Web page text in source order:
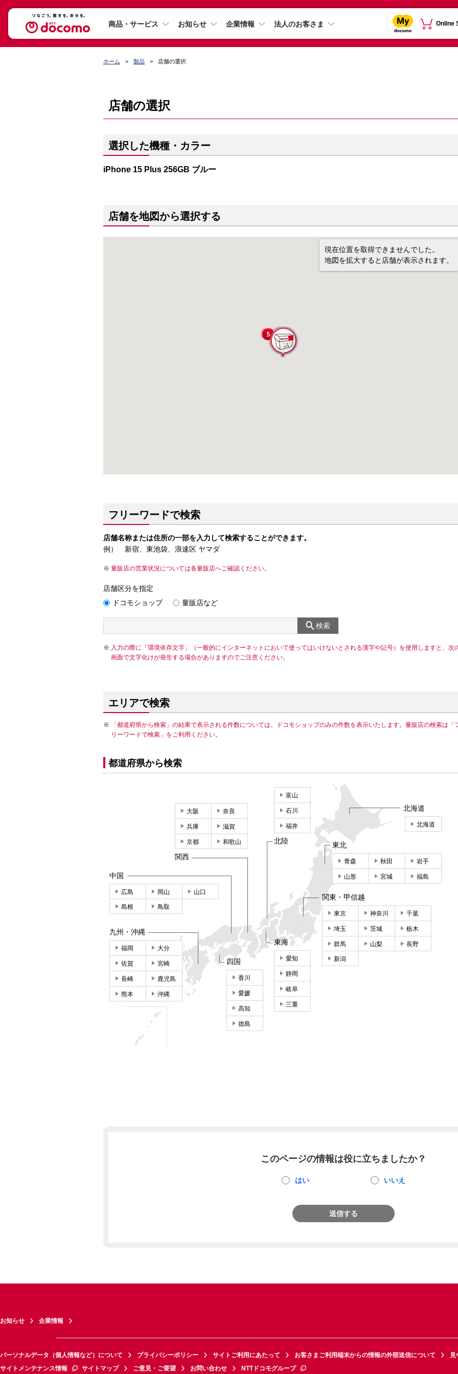
商品・サービス お知らせ 企業情報 法人のお客さま Online
ホーム 製品 店舗の選択
店舗の選択
選択した機種・カラー
iPhone 15 Plus 256GB ブルー
店舗を地図から選択する
現在位置を取得できませんでした。
地図を拡大すると店舗が表示されます。
フリーワードで検索
店舗名称または住所の一部を入力して検索することができます。
例） 新宿、東池袋、浪速区 ヤマダ
量販店の営業状況については各量販店へご確認ください。
店舗区分を指定
ドコモショップ
量販店など
検索
入力の際に「環境依存文字」（一般的にインターネットにおいて使ってはいけないとされる漢字や記号）を使用しますと、次
画面で文字化けが発生する場合がありますのでご注意ください。
エリアで検索
「都道府県から検索」の結果で表示される件数については、ドコモショップのみの件数を表示いたします。量販店の検索は「
リーワードで検索」をご利用ください。
都道府県から検索
北海道
北海道
東北
青森 秋田 岩手
山形 宮城 福島
関東・甲信越
東京 神奈川 千葉
埼玉 茨城 栃木
群馬 山梨 長野
新潟
東海
愛知
静岡
岐阜
三重
富山
石川
福井
北陸
大阪 奈良
兵庫 滋賀
京都 和歌山
関西
中国
広島 岡山 山口
島根 鳥取
四国
香川
愛媛
高知
徳島
九州・沖縄
福岡 大分
佐賀 宮崎
長崎 鹿児島
熊本 沖縄
このページの情報は役に立ちましたか？
はい いいえ
送信する
お知らせ 企業情報
パーソナルデータ（個人情報など）について プライバシーポリシー サイトご利用にあたって お客さまご利用端末からの情報の外部送信について
見
サイトメンテナンス情報
サイトマップ ご意見・ご要望 お問い合わせ NTTドコモグループ